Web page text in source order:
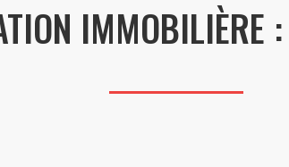
IMMOBILIÈRE